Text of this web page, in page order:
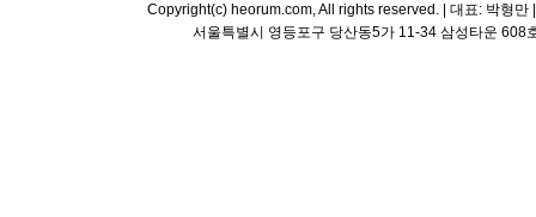
Copyright(c) heorum.com, All rights reserved. | 대표: 박형
서울특별시 영등포구 당산동5가 11-34 삼성타운